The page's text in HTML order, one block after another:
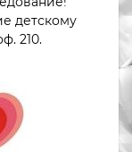
детскому
210.